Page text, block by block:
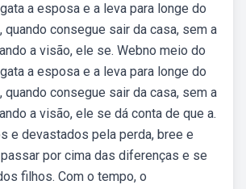
a esposa e a leva para longe do
quando consegue sair da casa, sem a
a visão, ele se. Webno meio do
a esposa e a leva para longe do
quando consegue sair da casa, sem a
a visão, ele se dá conta de que a.
e devastados pela perda, bree e
por cima das diferenças e se
filhos. Com o tempo, o